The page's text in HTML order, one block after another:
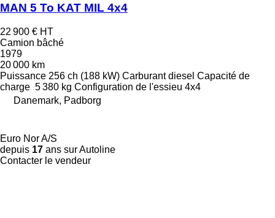
MAN 5 To KAT MIL 4x4
22 900 € HT
Camion bâché
1979
20 000 km
Puissance 256 ch (188 kW) Carburant diesel Capacité de
charge 5 380 kg Configuration de l'essieu 4x4
Danemark, Padborg
Euro Nor A/S
depuis 17 ans sur Autoline
Contacter le vendeur